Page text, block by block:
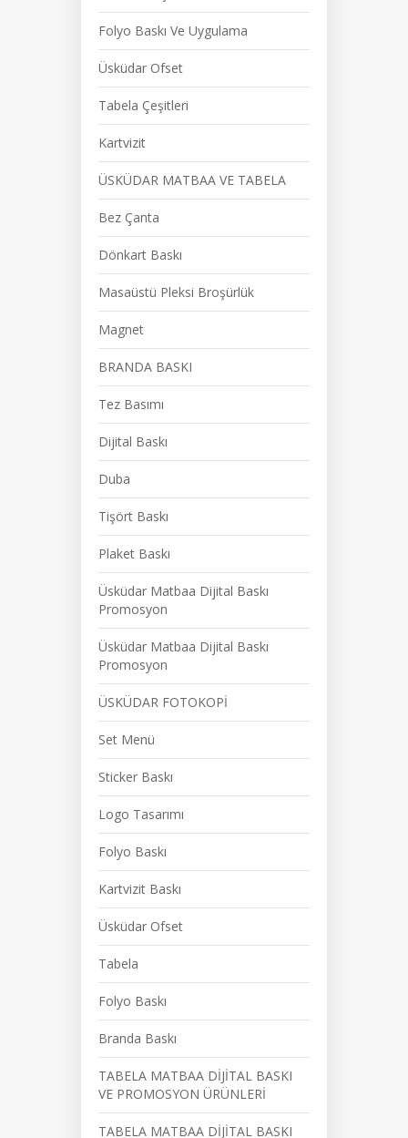
Folyo Baskı Ve Uygulama
Üsküdar Ofset
Tabela Çeşitleri
Kartvizit
ÜSKÜDAR MATBAA VE TABELA
Bez Çanta
Dönkart Baskı
Masaüstü Pleksi Broşürlük
Magnet
BRANDA BASKI
Tez Basımı
Dijital Baskı
Duba
Tişört Baskı
Plaket Baskı
Üsküdar Matbaa Dijital Baskı
Promosyon
Üsküdar Matbaa Dijital Baskı
Promosyon
ÜSKÜDAR FOTOKOPİ
Set Menü
Sticker Baskı
Logo Tasarımı
Folyo Baskı
Kartvizit Baskı
Üsküdar Ofset
Tabela
Folyo Baskı
Branda Baskı
TABELA MATBAA DİJİTAL BASKI
VE PROMOSYON ÜRÜNLERİ
TABELA MATBAA DİJİTAL BASKI